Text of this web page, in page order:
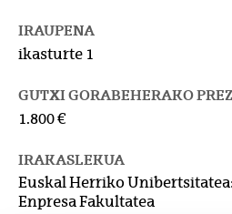
IRAUPENA
ikasturte 1
GUTXI GORABEHERAKO
1.800 €
IRAKASLEKUA
Euskal Herriko
Enpresa Fakultatea